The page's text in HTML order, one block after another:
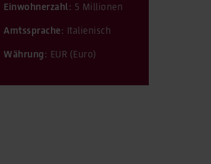
Einwohnerzahl: 5 Millionen
Amtssprache: Italienisch
Währung: EUR (Euro)